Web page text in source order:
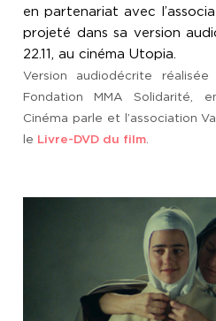
en partenariat avec
projeté dans sa version
22.11, au cinéma Utopia.
Version audiodécrite
Fondation MMA Solidarité,
Cinéma parle et l’association
le Livre-DVD du film